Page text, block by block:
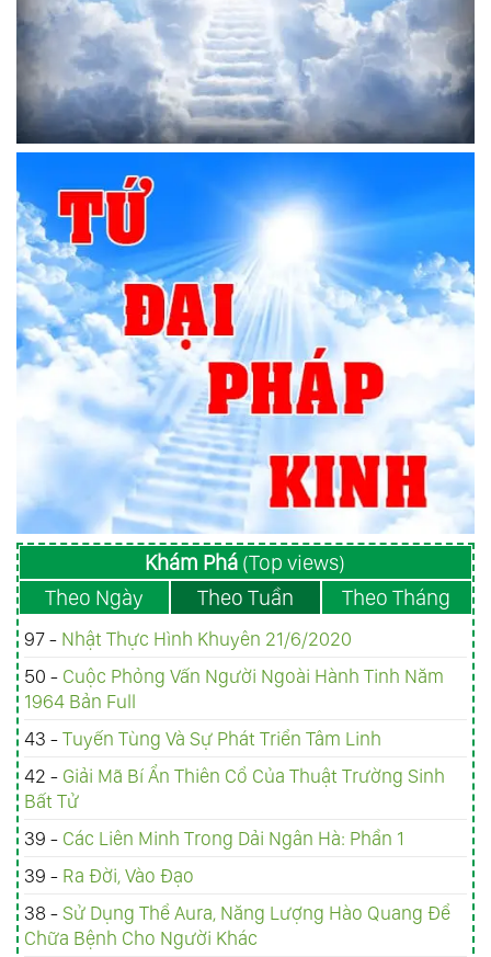
Khám Phá (Top views)
Theo Ngày
Theo Tuần Theo Tháng
97 - Nhật Thực Hình Khuyên 21/6/2020
50 - Cuộc Phỏng Vấn Người Ngoài Hành Tinh Năm
1964 Bản Full
43 -Tuyến Tùng Và Sự Phát Triển Tâm Linh
42 - Giải Mã Bí Ẩn Thiên Cổ Của Thuật Trường Sinh
Bất Tử
39 - Các Liên Minh Trong Dải Ngân Hà: Phần 1
39 - Ra Đời, Vào Đạo
38 -Sử Dụng Thể Aura, Năng Lượng Hào Quang Để
Chữa Bệnh Cho Người Khác